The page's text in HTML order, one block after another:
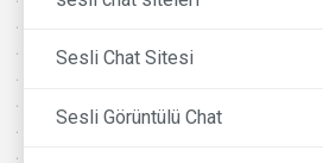
Sesli Chat Sitesi
Sesli Görüntülü Chat